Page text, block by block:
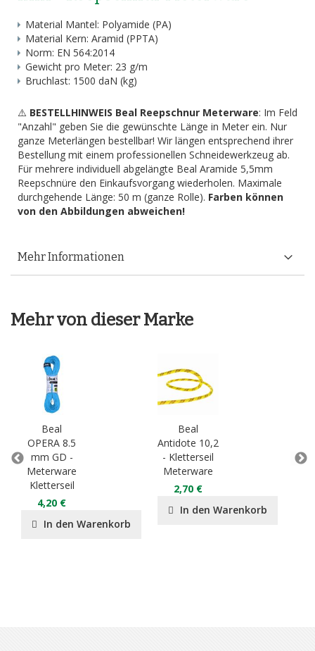
Material Mantel: Polyamide (PA)
Material Kern: Aramid (PPTA)
Norm: EN 564:2014
Gewicht pro Meter: 23 g/m
Bruchlast: 1500 daN (kg)
⚠️ BESTELLHINWEIS Beal Reepschnur Meterware: Im Feld
"Anzahl" geben Sie die gewünschte Länge in Meter ein. Nur
ganze Meterlängen bestellbar! Wir längen entsprechend ihrer
Bestellung mit einem professionellen Schneidewerkzeug ab.
Für mehrere individuell abgelängte Beal Aramide 5,5mm
Reepschnüre den Einkaufsvorgang wiederholen. Maximale
durchgehende Länge: 50 m (ganze Rolle). Farben können
von den Abbildungen abweichen!
Mehr Informationen
Mehr von dieser Marke
Beal
OPERA 8.5
mm GD -
Meterware
Kletterseil
4,20 €
In den Warenkorb
Beal
Antidote 10,2
- Kletterseil
Meterware
2,70 €
In den Warenkorb